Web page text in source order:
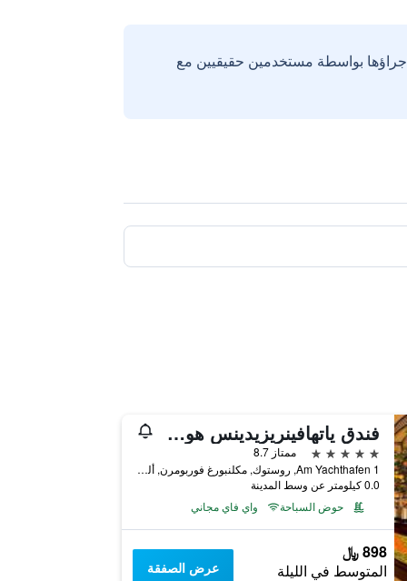
بواسطة مستخدمين حقيقيين مع
فندق ياتهافينريزيدينس هوهي ديون
5 نجوم
ممتاز 8.7
Am Yachthafen 1, روستوك, مكلنبورغ فوربومرن, ألمانيا
0.0 كيلومتر عن وسط المدينة
حوض السباحة
واي فاي مجاني
898 ﷼
المتوسط في الليلة عرض الصفقة